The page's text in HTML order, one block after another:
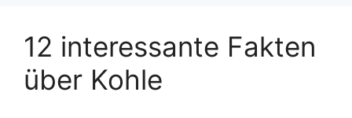
12 interessante Fakten
über Kohle